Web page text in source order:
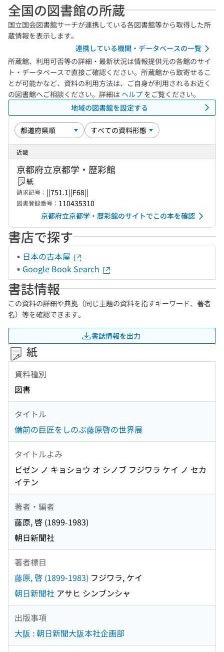
全国の図書館の所蔵
国立国会図書館サーチが連携している各図書館等から取得した所
蔵情報を表示します。
連携している機関・データベースの一覧
所蔵館、利用可否等の詳細・最新状況は情報提供元の各館のサイ
ト・データベースで直接ご確認ください。所蔵館から取寄せるこ
とが可能かなど、資料の利用方法は、ご自身が利用されるお近く
の図書館へご相談ください。詳細は ヘルプ をご覧ください。
地域の図書館を設定する
近畿
京都府立京都学・歴彩館
紙
請求記号： ||751.1||F68||
図書登録番号： 110435310
京都府立京都学・歴彩館のサイトでこの本を確認
書店で探す
日本の古本屋
Google Book Search
書誌情報
この資料の詳細や典拠（同じ主題の資料を指すキーワード、著者
名）等を確認できます。
書誌情報を出力
紙
資料種別
図書
タイトル
備前の巨匠をしのぶ藤原啓の世界展
タイトルよみ
ビゼン ノ キョショウ オ シノブ フジワラ ケイ ノ セカ
イテン
著者・編者
藤原, 啓 (1899-1983)
朝日新聞社
著者標目
藤原, 啓 (1899-1983) フジワラ, ケイ
朝日新聞社 アサヒ シンブンシャ
出版事項
大阪 : 朝日新聞大阪本社企画部